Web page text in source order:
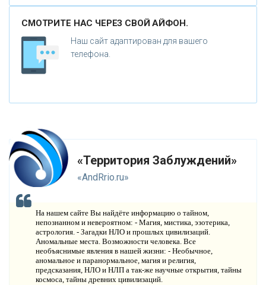
ЗАГАДКИ ЧЕЛОВЕКА
ЕРМУДСКИЙ ТРЕУГОЛЬНИК
ТАЙНЫ
ЮДИ
А
ИПОТЕЗЫ
ЕПОЗНАННОЕ
ИСТИКА
СМОТРИТЕ НАС ЧЕРЕЗ СВОЙ АЙФОН.
Наш сайт адаптирован для вашего
телефона.
«Территория Заблуждений»
«AndRrio.ru»
На нашем сайте Вы найдёте информацию о тайном,
непознанном и невероятном: - Магия, мистика, эзотерика,
астрология. - Загадки НЛО и прошлых цивилизаций.
Аномальные места. Возможности человека. Все
необъяснимые явления в нашей жизни: - Необычное,
аномальное и паранормальное, магия и религия,
предсказания, НЛО и НЛП а так-же научные открытия, тайны
космоса, тайны древних цивилизаций.